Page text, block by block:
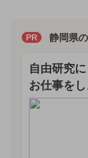
PR 静岡県
自由研究
お仕事をし